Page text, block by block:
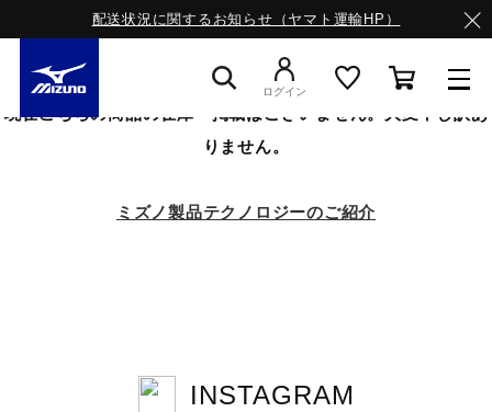
配送状況に関するお知らせ（ヤマト運輸HP）
サッカー／フットサル
ログイン
現在こちらの商品の在庫・掲載はございません。大変申し訳あ
りません。
ミズノ製品テクノロジーのご紹介
INSTAGRAM